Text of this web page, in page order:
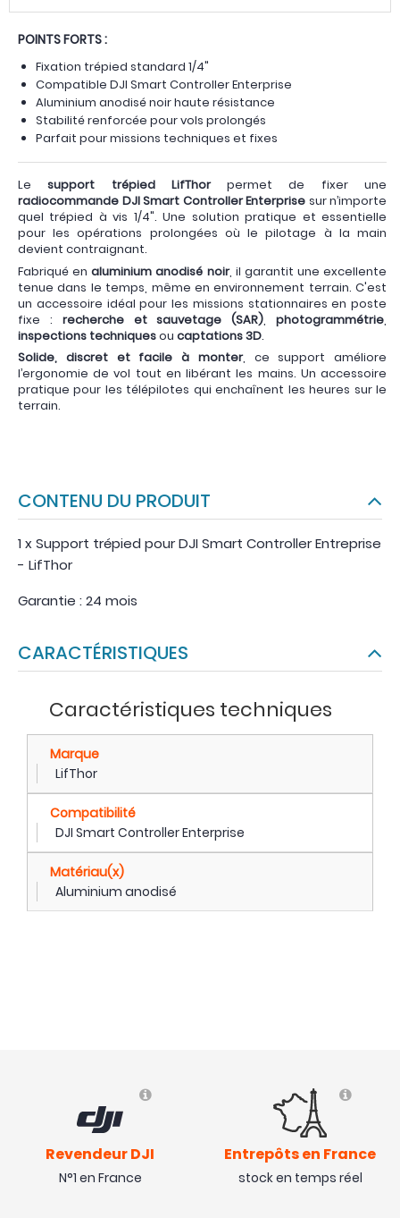
POINTS FORTS :
Fixation trépied standard 1/4"
Compatible DJI Smart Controller Enterprise
Aluminium anodisé noir haute résistance
Stabilité renforcée pour vols prolongés
Parfait pour missions techniques et fixes
Lesupport trépied LifThorpermet de fixer une
radiocommande DJI Smart Controller Enterprise sur n’importe
quel trépied à vis 1/4". Une solution pratique et essentielle
pour les opérations prolongées où le pilotage à la main
devient contraignant.
Fabriqué enaluminium anodisé noir, il garantit une excellente
tenue dans le temps, même en environnement terrain. C'est
un accessoire idéal pour les missions stationnaires en poste
fixe : recherche et sauvetage (SAR) ,photogrammétrie
inspections techniquesou captations 3D.
Solide, discret et facile à monter, ce support améliore
l’ergonomie de vol tout en libérant les mains. Un accessoire
pratique pour les télépilotes qui enchaînent les heures sur le
terrain.
CONTENU DU PRODUIT
1 x Support trépied pour DJI Smart Controller Entreprise
- LifThor
Garantie : 24 mois
CARACTÉRISTIQUES
Caractéristiques techniques
Marque
LifThor
Compatibilité
DJI Smart Controller Enterprise
Matériau(x)
Aluminium anodisé
Revendeur DJI
N°1 en France
Entrepôts en France
stock en temps réel